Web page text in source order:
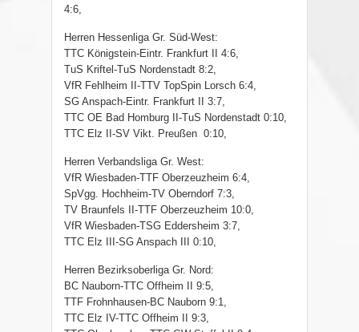
4:6,
Herren Hessenliga Gr. Süd-West:
TTC Königstein-Eintr. Frankfurt II 4:6,
TuS Kriftel-TuS Nordenstadt 8:2,
VfR Fehlheim II-TTV TopSpin Lorsch 6:4,
SG Anspach-Eintr. Frankfurt II 3:7,
TTC OE Bad Homburg II-TuS Nordenstadt 0:10,
TTC Elz II-SV Vikt. Preußen 0:10,
Herren Verbandsliga Gr. West:
VfR Wiesbaden-TTF Oberzeuzheim 6:4,
SpVgg. Hochheim-TV Oberndorf 7:3,
TV Braunfels II-TTF Oberzeuzheim 10:0,
VfR Wiesbaden-TSG Eddersheim 3:7,
TTC Elz III-SG Anspach III 0:10,
Herren Bezirksoberliga Gr. Nord:
BC Nauborn-TTC Offheim II 9:5,
TTF Frohnhausen-BC Nauborn 9:1,
TTC Elz IV-TTC Offheim II 9:3,